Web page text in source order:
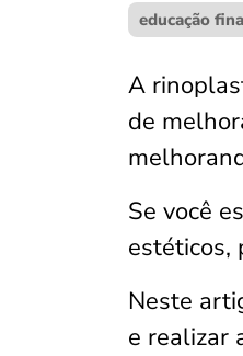
educação
A
de
Se você
estéticos,
Neste
e realizar